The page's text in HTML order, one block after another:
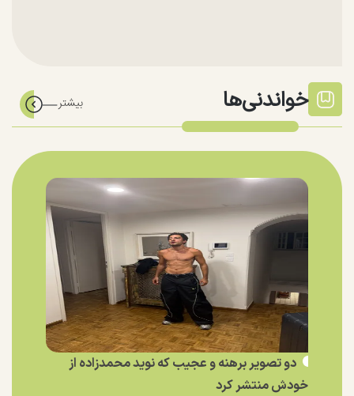
خواندنی‌ها
دو تصویر برهنه و عجیب که نوید محمدزاده از
خودش منتشر کرد